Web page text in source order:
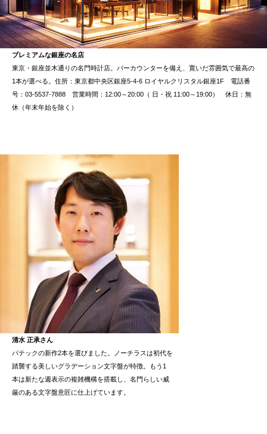
プレミアムな銀座の名店
東京・銀座並木通りの名門時計店。バーカウンターを備え、寛いだ雰囲気で最高の
1本が選べる。住所：東京都中央区銀座5-4-6 ロイヤルクリスタル銀座1F 電話番
号：03-5537-7888 営業時間：12:00～20:00（ 日・祝 11:00～19:00） 休日：無
休（年末年始を除く）
清水 正承さん
パテックの新作2本を選びました。ノーチラスは初代を
踏襲する美しいグラデーション文字盤が特徴。もう1
本は新たな週表示の複雑機構を搭載し、名門らしい威
厳のある文字盤意匠に仕上げています。